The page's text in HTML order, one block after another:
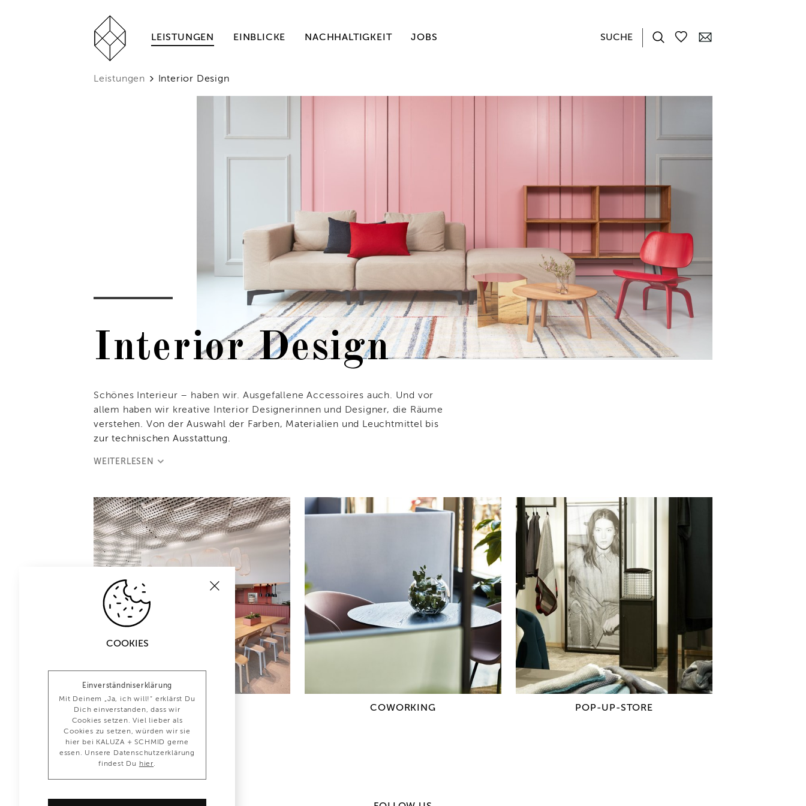
LEISTUNGEN EINBLICKE NACHHALTIGKEIT JOBS
Leistungen Interior Design
Interior Design
Schönes Interieur – haben wir. Ausgefallene Accessoires auch. Und vor
allem haben wir kreative Interior Designerinnen und Designer, die Räume
verstehen. Von der Auswahl der Farben, Materialien und Leuchtmittel bis
zur technischen Ausstattung.
WEITERLESEN
Wir entwerfen Räume. Temporäre oder für die Ewigkeit gemacht.
Restaurants, Bars, Cafés oder Showrooms. Für Veranstaltungen jeden
Formats. Und für jeden Kunden. Verwandeln Hotels, historische Gemäuer
und Gärten. Manchmal auch Flughäfen. In Berlin-Mitte oder Marrakesch.
Wir besichtigen Locations. Fragen nach Ihren Wünschen und Ihrem Budget.
Wählen Farben und Materialien aus. Erstellen Moodboards. Zeichnen
Grundrisse und Ansichten. Illustrieren und rendern. Präsentieren und
erklären. Und wenn Ihnen unser Raumkonzept gefällt, geht es erst richtig
los. Stecken unsere Interior Designer, Projektmanagerinnen,
Veranstaltungstechniker, Grafikerinnen und Tischler ihre Köpfe zusammen.
Kümmern wir uns um die Produktionsplanung, den Auf- und Abbau ... Aber
das ist schon eine andere Leistung. Wir sind nicht nur Planer. Wir machen
auch gern. Und setzen Ihre Innenausstattung am liebsten sofort um.
GASTRONOMIE COWORKING POP-UP-STORE
COOKIES
Einverständniserklärung
Mit Deinem „Ja, ich will!“ erklärst Du
Dich einverstanden, dass wir
Cookies setzen. Viel lieber als
Cookies zu setzen, würden wir sie
hier bei KALUZA + SCHMID gerne
essen. Unsere Datenschutzerklärung
findest Du hier.